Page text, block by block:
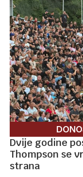
Dvije godine
Thompson se
strana